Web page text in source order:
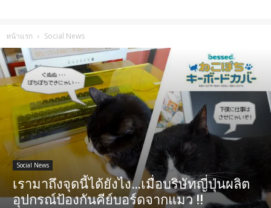
หน้าแรก Social News
Social News
เรามาถึงจุดนี้ได้ยังไง…เมื่อบริษัทญี่ปุ่นผลิต
อุปกรณ์ป้องกันคีย์บอร์ดจากแมว !!